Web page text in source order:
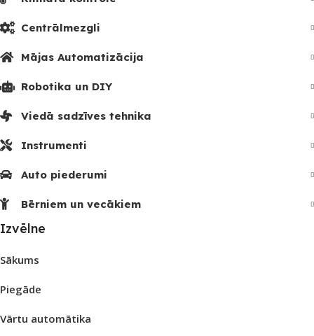
Centrālmezgli
Mājas Automatizācija
Robotika un DIY
Viedā sadzīves tehnika
Instrumenti
Auto piederumi
Bērniem un vecākiem
Izvēlne
Sākums
Piegāde
Vārtu automātika